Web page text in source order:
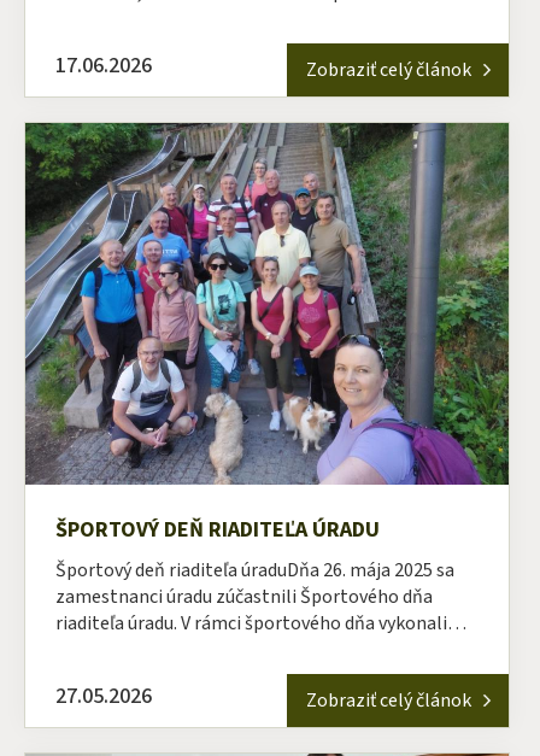
17.06.2026 Zobraziť celý článok
ŠPORTOVÝ DEŇ RIADITEĽA ÚRADU
Športový deň riaditeľa úraduDňa 26. mája 2025 sa
zamestnanci úradu zúčastnili Športového dňa
riaditeľa úradu. V rámci športového dňa vykonali…
27.05.2026 Zobraziť celý článok